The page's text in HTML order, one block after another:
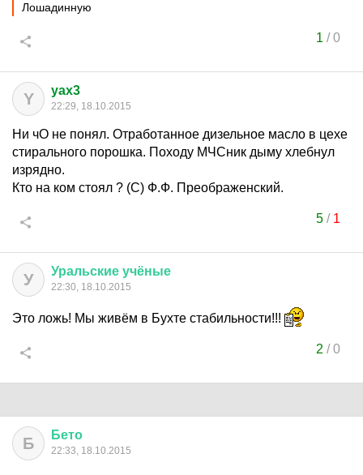
Лошадинную
1 /0
Y yax3
22:29, 18.10.2015
Ни чО не понял. Отработанное дизельное масло в цехе
стирального порошка. Походу МЧСник дыму хлебнул
изрядно.
Кто на ком стоял ? (С) Ф.Ф. Преображенский.
5/ 1
У Уральские учёные
22:30, 18.10.2015
Это ложь! Мы живём в Бухте стабильности!!!
2 /0
Б Бето
22:33, 18.10.2015